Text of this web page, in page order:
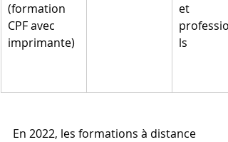
(formation
CPF avec
imprimante)
et
ls
En 2022, les formations à distance